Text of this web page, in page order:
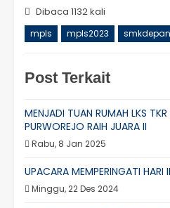
Dibaca 1132 kali
mpls mpls2023 smkdepan
Post Terkait
MENJADI TUAN RUMAH LKS
PURWOREJO RAIH JUARA II
Rabu, 8 Jan 2025
UPACARA MEMPERINGATI
Minggu, 22 Des 2024